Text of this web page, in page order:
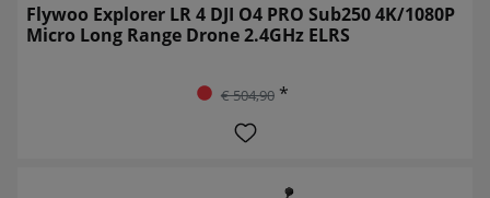
Flywoo Explorer LR 4 DJI O4 PRO Sub250 4K/1080P
Micro Long Range Drone 2.4GHz ELRS
€ 504,90*